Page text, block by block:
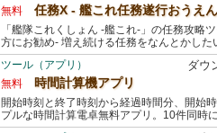
無料 任務X - 艦これ任務遂行おうえ
「艦隊これくしょん -艦これ-」の任務攻略
方にお勧め- 増え続ける任務をなんとかし
ツール（アプリ） ダウ
無料 時間計算機アプリ
開始時刻と終了時刻から経過時間分、開始
プルな時間計算電卓無料アプリ。10件同時